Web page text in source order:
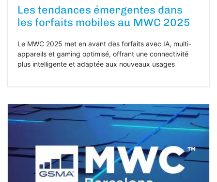
Les tendances émergentes dans
les forfaits mobiles au MWC 2025
Le MWC 2025 met en avant des forfaits avec IA, multi-
appareils et gaming optimisé, offrant une connectivité
plus intelligente et adaptée aux nouveaux usages